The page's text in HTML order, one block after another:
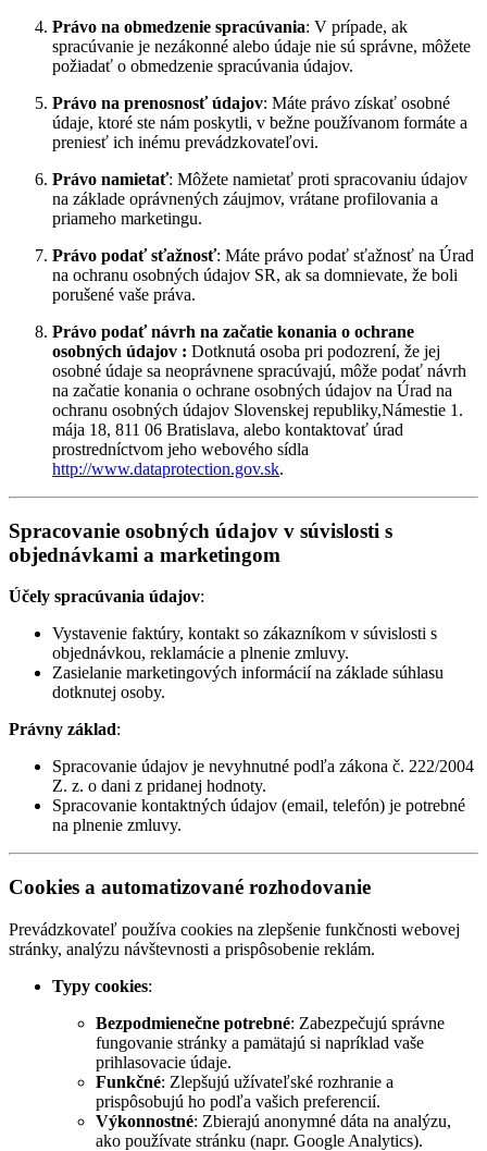
Právo na obmedzenie spracúvania: V prípade, ak
spracúvanie je nezákonné alebo údaje nie sú správne, môžete
požiadať o obmedzenie spracúvania údajov.
Právo na prenosnosť údajov: Máte právo získať osobné
údaje, ktoré ste nám poskytli, v bežne používanom formáte a
preniesť ich inému prevádzkovateľovi.
Právo namietať: Môžete namietať proti spracovaniu údajov
na základe oprávnených záujmov, vrátane profilovania a
priameho marketingu.
Právo podať sťažnosť: Máte právo podať sťažnosť na Úrad
na ochranu osobných údajov SR, ak sa domnievate, že boli
porušené vaše práva.
Právo podať návrh na začatie konania o ochrane
osobných údajov : Dotknutá osoba pri podozrení, že jej
osobné údaje sa neoprávnene spracúvajú, môže podať návrh
na začatie konania o ochrane osobných údajov na Úrad na
ochranu osobných údajov Slovenskej republiky,Námestie 1.
mája 18, 811 06 Bratislava, alebo kontaktovať úrad
prostredníctvom jeho webového sídla
http://www.dataprotection.gov.sk.
Spracovanie osobných údajov v súvislosti s
objednávkami a marketingom
Účely spracúvania údajov:
Vystavenie faktúry, kontakt so zákazníkom v súvislosti s
objednávkou, reklamácie a plnenie zmluvy.
Zasielanie marketingových informácií na základe súhlasu
dotknutej osoby.
Právny základ:
Spracovanie údajov je nevyhnutné podľa zákona č. 222/2004
Z. z. o dani z pridanej hodnoty.
Spracovanie kontaktných údajov (email, telefón) je potrebné
na plnenie zmluvy.
Cookies a automatizované rozhodovanie
Prevádzkovateľ používa cookies na zlepšenie funkčnosti webovej
stránky, analýzu návštevnosti a prispôsobenie reklám.
Typy cookies:
Bezpodmienečne potrebné: Zabezpečujú správne
fungovanie stránky a pamätajú si napríklad vaše
prihlasovacie údaje.
Funkčné: Zlepšujú užívateľské rozhranie a
prispôsobujú ho podľa vašich preferencií.
Výkonnostné: Zbierajú anonymné dáta na analýzu,
ako používate stránku (napr. Google Analytics).